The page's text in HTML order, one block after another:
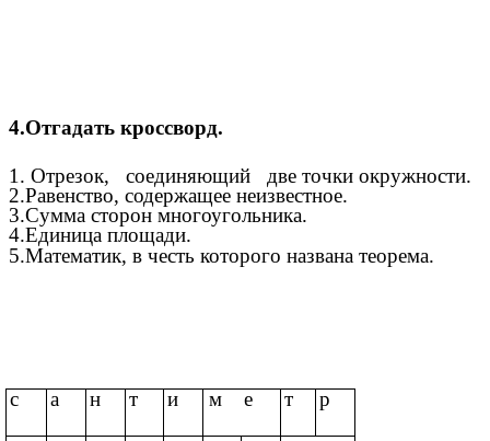
4.Отгадать кроссворд.
1. Отрезок, соединяющий две точки окружности.
2.Равенство, содержащее неизвестное.
3.Сумма сторон многоугольника.
4.Единица площади.
5.Математик, в честь которого названа теорема.
с а н т и м е т р